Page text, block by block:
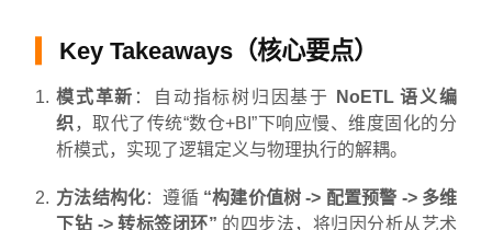
Key Takeaways（核心要点）
模式革新 ：自动指标树归因基于
NoETL 语义编
织 ，取代了传统“数仓+BI”下响应慢、维度固化的分
析模式，实现了逻辑定义与物理执行的解耦。
方法结构化：遵循 “构建价值树 -> 配置预警 -> 多维
下钻 -> 转标签闭环” 的四步法，将归因分析从艺术